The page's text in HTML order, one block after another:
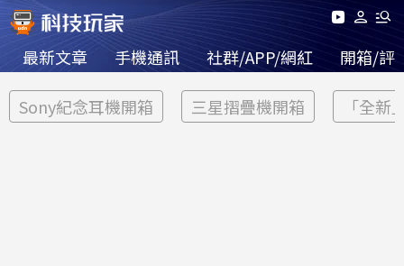
最新文章 手機通訊 社群/APP/網紅 開箱/評
Sony紀念耳機開箱 三星摺疊機開箱 「全新